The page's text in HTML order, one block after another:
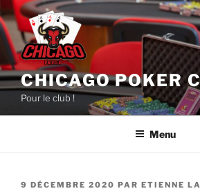
Aller
au
contenu
principal
CHICAGO POKER
Pour le club !
Menu
PUBLIÉ
9 DÉCEMBRE 2020 PAR ETIENNE